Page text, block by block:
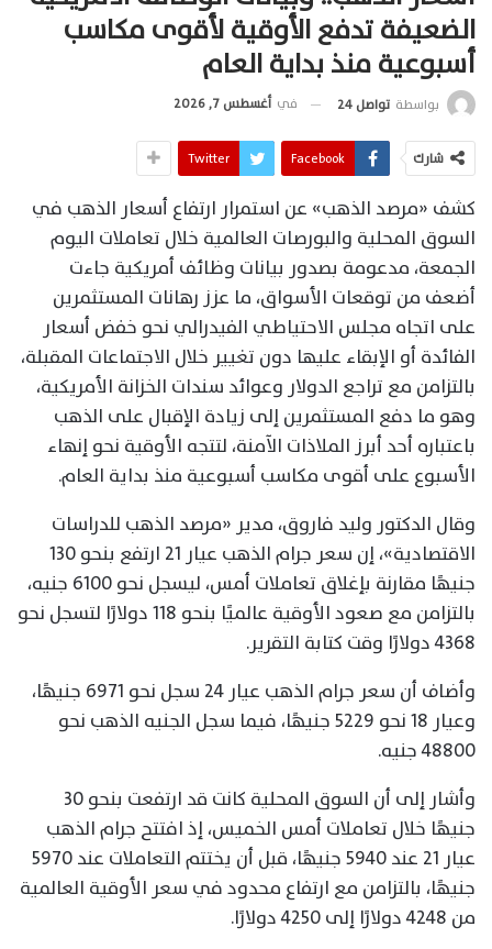
الضعيفة تدفع الأوقية لأقوى مكاسب
أسبوعية منذ بداية العام
بواسطة تواصل 24 في أغسطس 7, 2026
شارك Facebook
Twitter
كشف «مرصد الذهب» عن استمرار ارتفاع أسعار الذهب في
السوق المحلية والبورصات العالمية خلال تعاملات اليوم
الجمعة، مدعومة بصدور بيانات وظائف أمريكية جاءت
أضعف من توقعات الأسواق، ما عزز رهانات المستثمرين
على اتجاه مجلس الاحتياطي الفيدرالي نحو خفض أسعار
الفائدة أو الإبقاء عليها دون تغيير خلال الاجتماعات المقبلة،
بالتزامن مع تراجع الدولار وعوائد سندات الخزانة الأمريكية،
وهو ما دفع المستثمرين إلى زيادة الإقبال على الذهب
باعتباره أحد أبرز الملاذات الآمنة، لتتجه الأوقية نحو إنهاء
الأسبوع على أقوى مكاسب أسبوعية منذ بداية العام.
وقال الدكتور وليد فاروق، مدير «مرصد الذهب للدراسات
الاقتصادية»، إن سعر جرام الذهب عيار 21 ارتفع بنحو 130
جنيهًا مقارنة بإغلاق تعاملات أمس، ليسجل نحو 6100 جنيه،
بالتزامن مع صعود الأوقية عالميًا بنحو 118 دولارًا لتسجل نحو
4368 دولارًا وقت كتابة التقرير.
وأضاف أن سعر جرام الذهب عيار 24 سجل نحو 6971 جنيهًا،
وعيار 18 نحو 5229 جنيهًا، فيما سجل الجنيه الذهب نحو
48800 جنيه.
وأشار إلى أن السوق المحلية كانت قد ارتفعت بنحو 30
جنيهًا خلال تعاملات أمس الخميس، إذ افتتح جرام الذهب
عيار 21 عند 5940 جنيهًا، قبل أن يختتم التعاملات عند 5970
جنيهًا، بالتزامن مع ارتفاع محدود في سعر الأوقية العالمية
من 4248 دولارًا إلى 4250 دولارًا.